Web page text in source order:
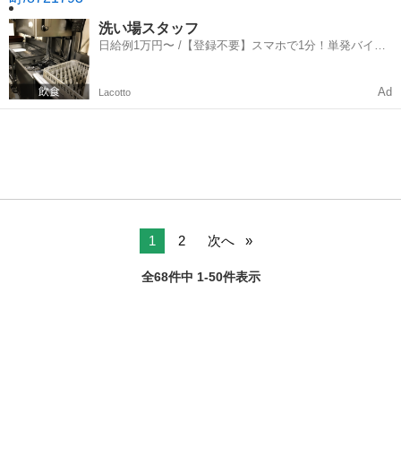
洗い場スタッフ
日給例1万円〜 /【登録不要】スマホで1分！単発バイト
Lacotto Ad
1 2 次へ
全68件中 1-50件表示